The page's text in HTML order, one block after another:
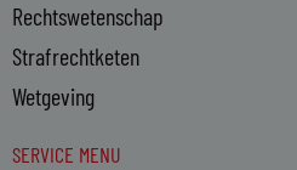
Rechtswetenschap
Strafrechtketen
Wetgeving
SERVICE MENU